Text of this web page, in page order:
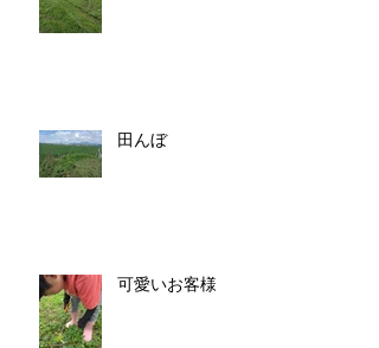
田んぼ
可愛いお客様